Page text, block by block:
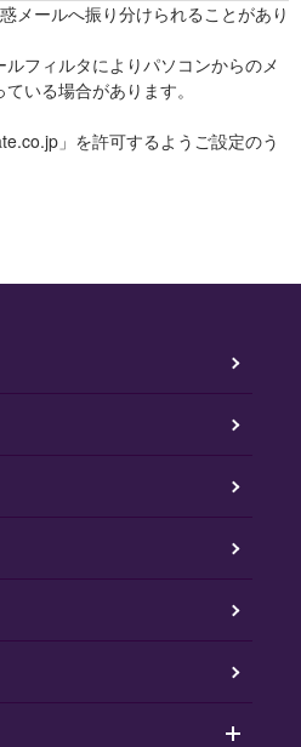
メールへ振り分けられることがあり
フィルタによりパソコンからのメ
いる場合があります。
」を許可するようご設定のう